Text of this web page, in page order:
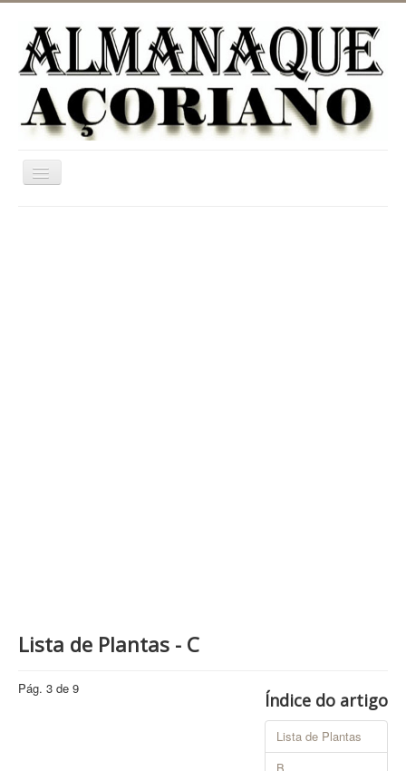
Ativar/Desativar
navegação
Lista de Plantas - C
Índice do artigo
Lista de Plantas
Pág. 3 de 9